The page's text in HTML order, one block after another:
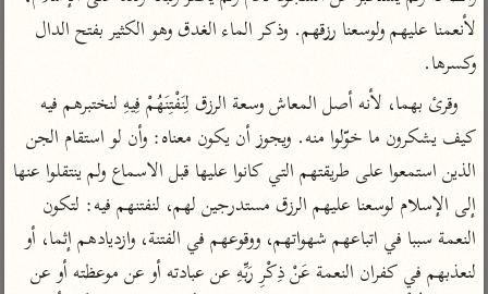
Type 1 or more
characters for results.
أمّهات
تفسير الطبري
تفسير ابن كثير
تفسير القرطبي
تفسير البغوي
جمع الأقوال
تفسير ابن الجوزي
عامّة
فتح البيان للقنوجي
فتح القدير للشوكاني
تفسير ابن جزي
موسوعات
تفسير الآلوسي
تفسير الرازي
معاصرة
الميسر
المختصر في
التفسير
تفسير السعدي
أيسر التفاسير
القرآن – تدبر وعمل
تفسير ابن عثيمين
وكسرها.
النعمة سببا في اتباعهم شهواتهم، ووقوعهم في الفتنة، وازديادهم إثما، أو